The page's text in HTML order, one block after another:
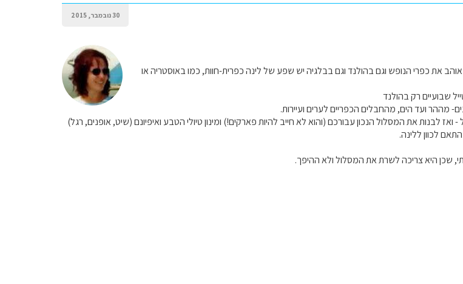
30 נובמבר, 2015
את כפרי הנופש וגם בהולנד וגם בבלגיה יש שפע של לינה כפרית-חוות, כמו באוסטריה או
שבועיים רק בהולנד
מההר ועד הים, מהחבלים הכפריים לערים ועיירות.
- ואז לבנות את המסלול הנכון עבורכם (והוא לא חייב להיות פארקים!) ומינון טיולי הטבע ואיפיונם (שיט, אופנים, רגל)
לכוון ללינה.
שכן היא צריכה לשרת את המסלול ולא ההיפך.